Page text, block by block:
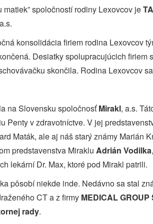
matiek” spoločností rodiny Lexovcov je
konsolidácia firiem rodina Lexovcov
Desiatky spolupracujúcich firiem
skončila. Rodina Lexovcov
na Slovensku spoločnosťMirakl, a.s.
Penty v zdravotníctve. V jej
Maták, ale aj náš starý známy Marián
predstavenstva Miraklu Adrián Vodilka
lekární Dr. Max, ktoré pod Mirakl patrili.
pôsobí niekde inde. Nedávno sa stal
CT a z firmy MEDICAL
rady.